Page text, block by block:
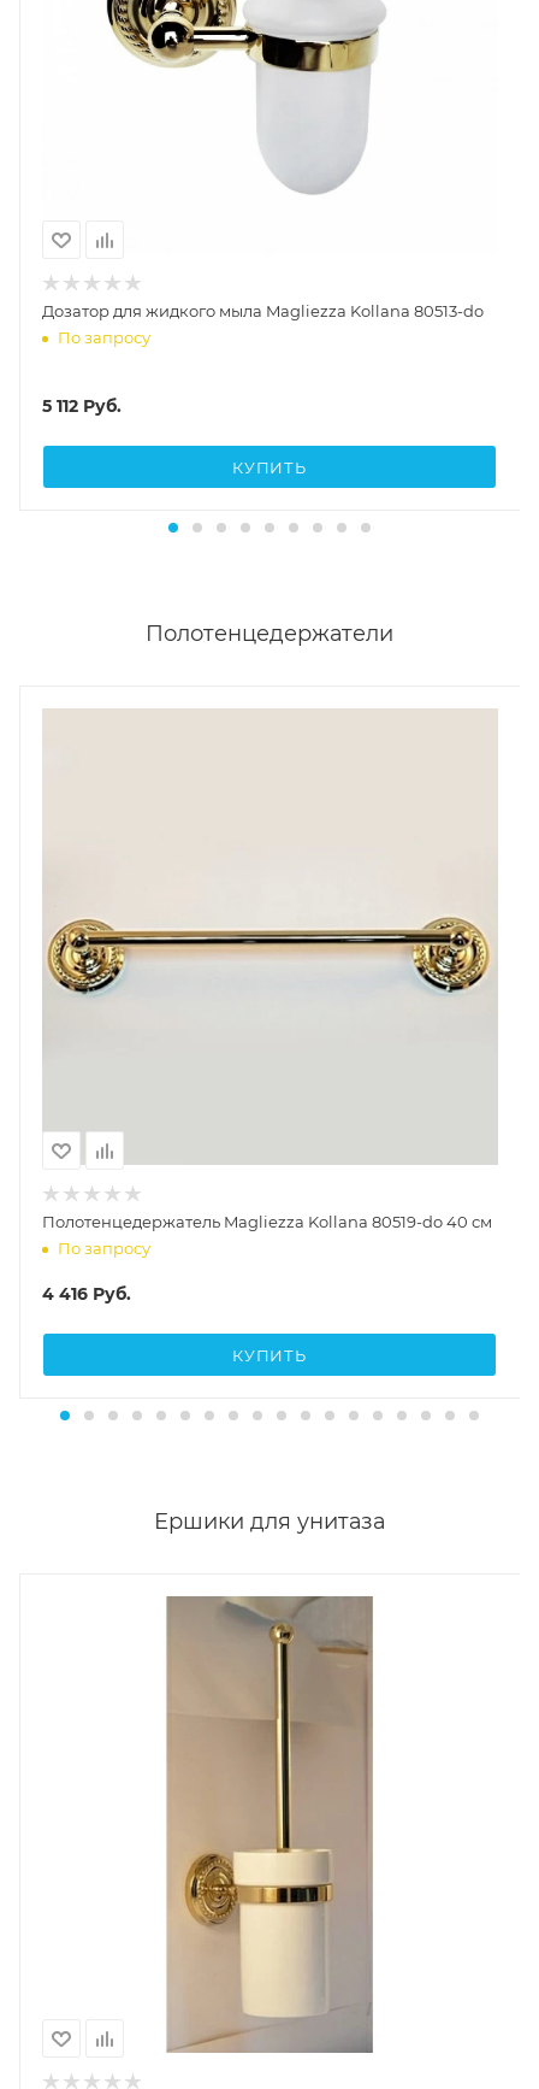
Дозатор для жидкого мыла Magliezza Kollana 80513-do
По запросу
5 112 Руб.
КУПИТЬ
Полотенцедержатели
Полотенцедержатель Magliezza Kollana 80519-do 40 см
По запросу
4 416 Руб.
КУПИТЬ
Ершики для унитаза